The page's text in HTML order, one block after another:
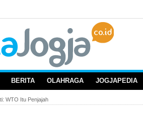
BERITA OLAHRAGA JOGJAPEDIA
WTO Itu Penjajah